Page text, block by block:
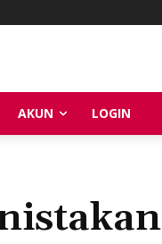
AKUN LOGIN